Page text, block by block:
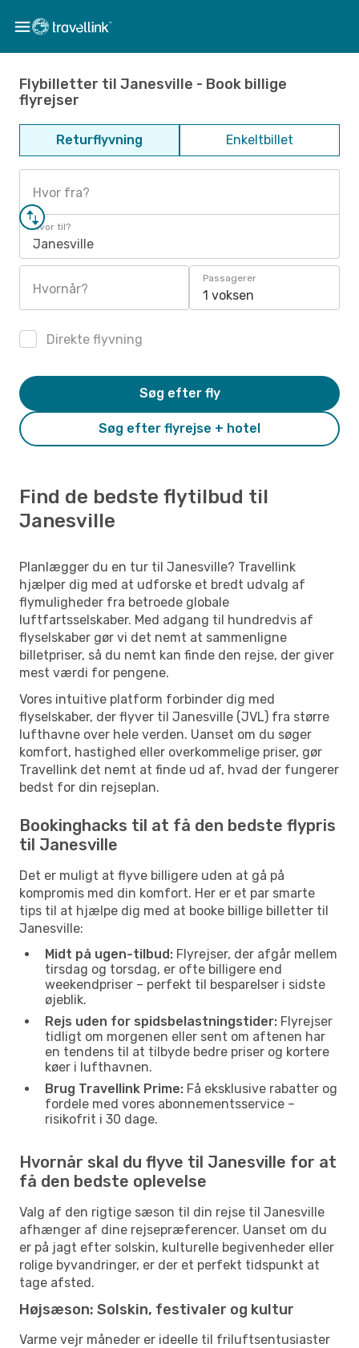
Flybilletter til Janesville - Book billige
flyrejser
Returflyvning Enkeltbillet
Hvor fra?
Hvor til?
Janesville
Hvornår?
Passagerer
1 voksen
Direkte flyvning
Søg efter flyrejse + hotel
Søg efter fly
Find de bedste flytilbud til
Janesville
Planlægger du en tur til Janesville? Travellink
hjælper dig med at udforske et bredt udvalg af
flymuligheder fra betroede globale
luftfartsselskaber. Med adgang til hundredvis af
flyselskaber gør vi det nemt at sammenligne
billetpriser, så du nemt kan finde den rejse, der giver
mest værdi for pengene.
Vores intuitive platform forbinder dig med
flyselskaber, der flyver til Janesville (JVL) fra større
lufthavne over hele verden. Uanset om du søger
komfort, hastighed eller overkommelige priser, gør
Travellink det nemt at finde ud af, hvad der fungerer
bedst for din rejseplan.
Bookinghacks til at få den bedste flypris
til Janesville
Det er muligt at flyve billigere uden at gå på
kompromis med din komfort. Her er et par smarte
tips til at hjælpe dig med at booke billige billetter til
Janesville:
Midt på ugen-tilbud: Flyrejser, der afgår mellem
tirsdag og torsdag, er ofte billigere end
weekendpriser – perfekt til besparelser i sidste
øjeblik.
Rejs uden for spidsbelastningstider: Flyrejser
tidligt om morgenen eller sent om aftenen har
en tendens til at tilbyde bedre priser og kortere
køer i lufthavnen.
Brug Travellink Prime: Få eksklusive rabatter og
fordele med vores abonnementsservice –
risikofrit i 30 dage.
Hvornår skal du flyve til Janesville for at
få den bedste oplevelse
Valg af den rigtige sæson til din rejse til Janesville
afhænger af dine rejsepræferencer. Uanset om du
er på jagt efter solskin, kulturelle begivenheder eller
rolige byvandringer, er der et perfekt tidspunkt at
tage afsted.
Højsæson: Solskin, festivaler og kultur
Varme vejr måneder er ideelle til friluftsentusiaster